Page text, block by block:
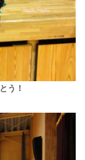
う！